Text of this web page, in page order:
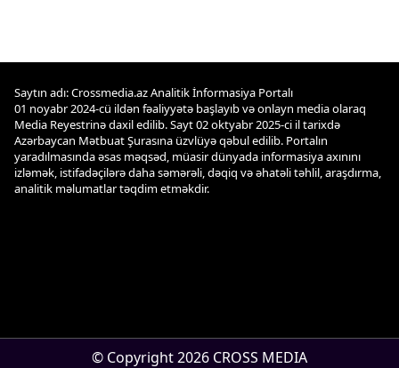
Saytın adı: Crossmedia.az Analitik İnformasiya Portalı
01 noyabr 2024-cü ildən fəaliyyətə başlayıb və onlayn media olaraq
Media Reyestrinə daxil edilib. Sayt 02 oktyabr 2025-ci il tarixdə
Azərbaycan Mətbuat Şurasına üzvlüyə qəbul edilib. Portalın
yaradılmasında əsas məqsəd, müasir dünyada informasiya axınını
izləmək, istifadəçilərə daha səmərəli, dəqiq və əhatəli təhlil, araşdırma,
analitik məlumatlar təqdim etməkdir.
© Copyright 2026 CROSS MEDIA